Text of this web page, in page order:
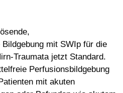
mit SWIp für die
Traumata jetzt Standard.
Perfusionsbildgebung
mit akuten